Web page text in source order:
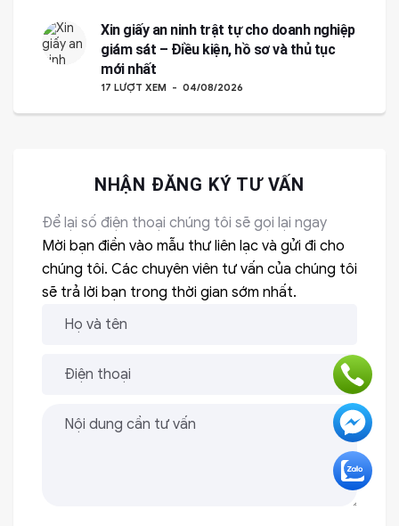
Xin giấy an ninh trật tự cho doanh nghiệp
giám sát – Điều kiện, hồ sơ và thủ tục
mới nhất
17 LƯỢT XEM 04/08/2026
NHẬN ĐĂNG KÝ TƯ VẤN
Để lại số điện thoại chúng tôi sẽ gọi lại ngay
Mời bạn điền vào mẫu thư liên lạc và gửi đi cho
chúng tôi. Các chuyên viên tư vấn của chúng tôi
sẽ trả lời bạn trong thời gian sớm nhất.